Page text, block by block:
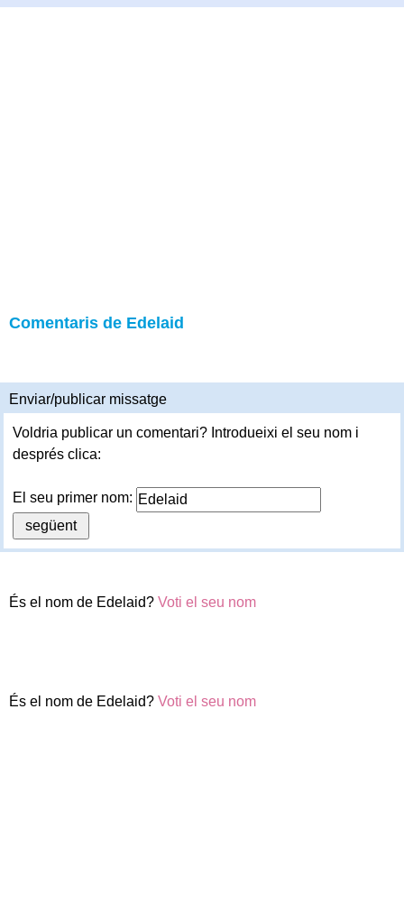
Comentaris de Edelaid
Enviar/publicar missatge
Voldria publicar un comentari? Introdueixi el seu nom i
després clica:
El seu primer nom:
És el nom de Edelaid? Voti el seu nom
És el nom de Edelaid? Voti el seu nom